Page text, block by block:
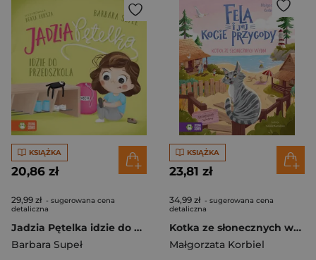
KSIĄŻKA
20,86 zł
29,99 zł - sugerowana cena
detaliczna
Jadzia Pętelka idzie do przedszkola. Jadzia Pętelka
Barbara Supeł
KSIĄŻKA
23,81 zł
34,99 zł - sugerowana cena
detaliczna
Kotka ze słonecznych wydm. Fela i jej kocie przygody
Małgorzata Korbiel